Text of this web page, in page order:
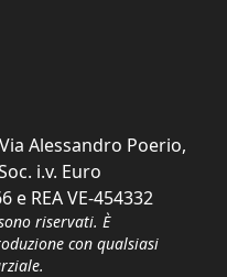
Alessandro Poerio,
i.v. Euro
e REA VE-454332
riservati. È
con qualsiasi